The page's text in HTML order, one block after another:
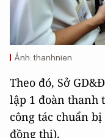
Ảnh: thanhnien
Theo đó, Sở
lập 1 đoàn thanh
công tác chuẩn
đồng thi).